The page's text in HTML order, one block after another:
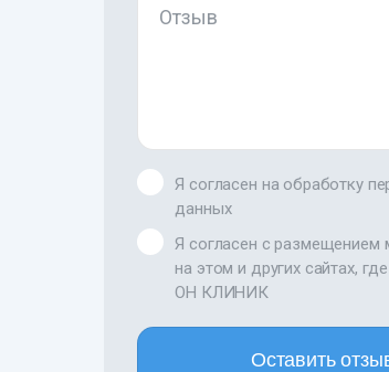
Отзыв
Я согласен на обработку
данных
Я согласен с размещением
на этом и других сайтах,
ОН КЛИНИК
Оставить